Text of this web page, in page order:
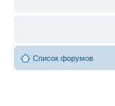
Список форумов